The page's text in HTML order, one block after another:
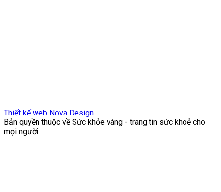
Thiết kế web Nova Design.
Bản quyền thuộc về Sức khỏe vàng - trang tin sức khoẻ cho
mọi người